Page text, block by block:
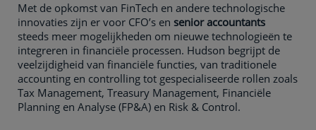
Met de opkomst van FinTech en andere technologische
innovaties zijn er voor CFO’s en senior accountants
steeds meer mogelijkheden om nieuwe technologieën te
integreren in financiële processen. Hudson begrijpt de
veelzijdigheid van financiële functies, van traditionele
accounting en controlling tot gespecialiseerde rollen zoals
Tax Management, Treasury Management, Financiële
Planning en Analyse (FP&A) en Risk & Control.